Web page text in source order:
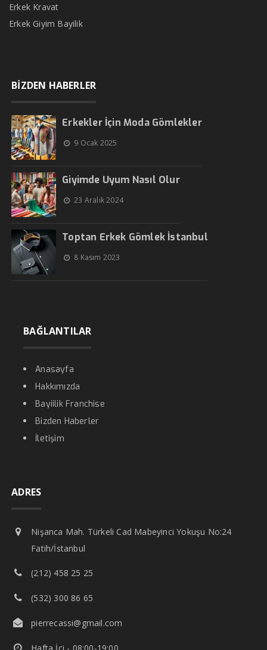
Erkek Kravat
Erkek Giyim Bayilik
BİZDEN HABERLER
Erkekler İçin Moda Gömlekler
9 Ocak 2025
Giyimde Uyum Nasıl Olur
23 Aralık 2024
Toptan Erkek Gömlek İstanbul
8 Kasım 2023
BAĞLANTILAR
Anasayfa
Hakkımızda
Bayiilik Franchise
Bizden Haberler
İletişim
ADRES
Nişanca Mah. Türkeli Cad Mabeyinci Yokuşu No:24
Fatih/İstanbul
(212) 458 25 25
(532) 300 86 65
pierrecassi@gmail.com
Hafta İçi - 08:00-19:00